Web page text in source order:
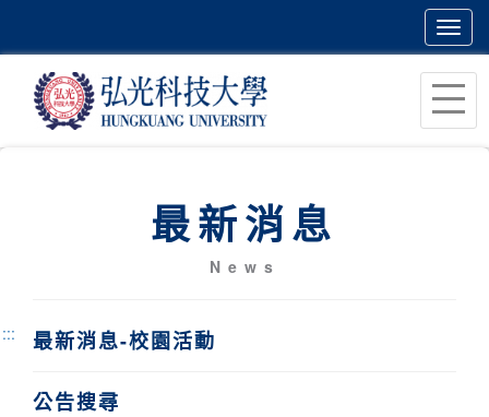
最新消息
News
::: 最新消息-校園活動
公告搜尋